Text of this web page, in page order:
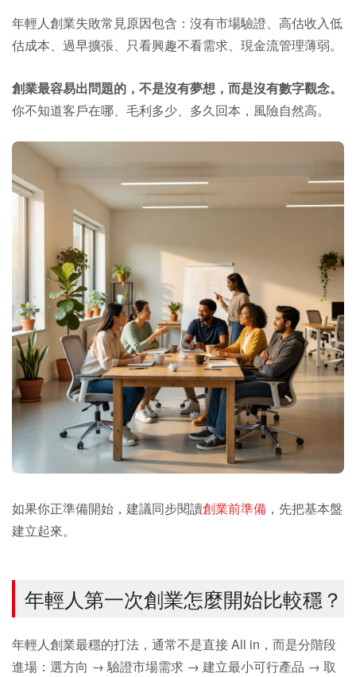
年輕人創業失敗常見原因包含：沒有市場驗證、高估收入低
估成本、過早擴張、只看興趣不看需求、現金流管理薄弱。
創業最容易出問題的，不是沒有夢想，而是沒有數字觀念。
你不知道客戶在哪、毛利多少、多久回本，風險自然高。
如果你正準備開始，建議同步閱讀創業前準備 ，先把基本盤
建立起來。
年輕人第一次創業怎麼開始比較穩？
年輕人創業最穩的打法，通常不是直接 All in，而是分階段
進場：選方向 → 驗證市場需求 → 建立最小可行產品 → 取